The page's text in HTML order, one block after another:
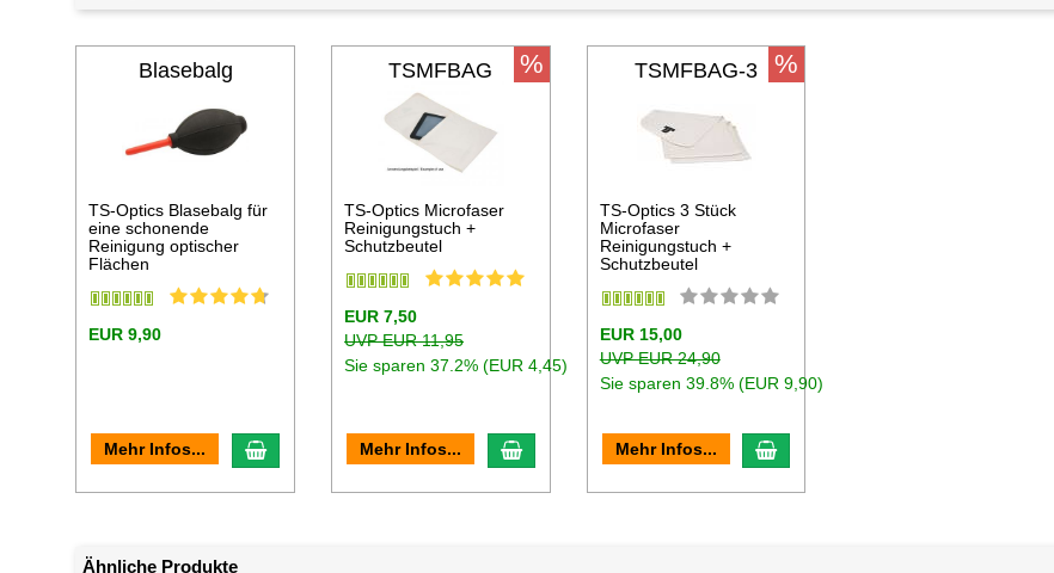
Blasebalg
TS-Optics Blasebalg für
eine schonende
Reinigung optischer
Flächen
EUR 9,90
Mehr Infos... In den Warenkorb
TSMFBAG
TS-Optics Microfaser
Reinigungstuch +
Schutzbeutel
EUR 7,50
UVP EUR 11,95
Sie sparen 37.2% (EUR 4,45)
Mehr Infos... In den Warenkorb
% TSMFBAG-3
TS-Optics 3 Stück
Microfaser
Reinigungstuch +
Schutzbeutel
EUR 15,00
UVP EUR 24,90
Sie sparen 39.8% (EUR 9,90)
Mehr Infos... In den Warenkorb
%
Ähnliche Produkte